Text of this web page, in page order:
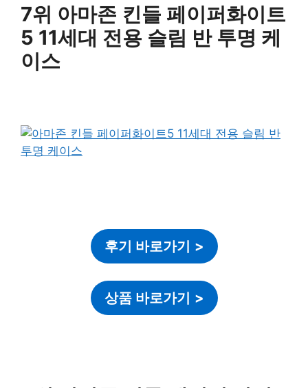
7위 아마존 킨들 페이퍼화이트
5 11세대 전용 슬림 반 투명 케
이스
후기 바로가기 >
상품 바로가기 >